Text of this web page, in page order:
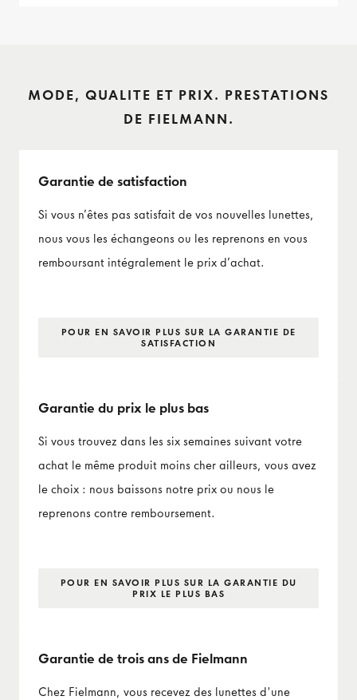
MODE, QUALITE ET PRIX. PRESTATIONS
DE FIELMANN.
Garantie de satisfaction
Si vous n’êtes pas satisfait de vos nouvelles lunettes,
nous vous les échangeons ou les reprenons en vous
remboursant intégralement le prix d’achat.
POUR EN SAVOIR PLUS SUR LA GARANTIE DE
SATISFACTION
Garantie du prix le plus bas
Si vous trouvez dans les six semaines suivant votre
achat le même produit moins cher ailleurs, vous avez
le choix : nous baissons notre prix ou nous le
reprenons contre remboursement.
POUR EN SAVOIR PLUS SUR LA GARANTIE DU
PRIX LE PLUS BAS
Garantie de trois ans de Fielmann
Chez Fielmann, vous recevez des lunettes d'une